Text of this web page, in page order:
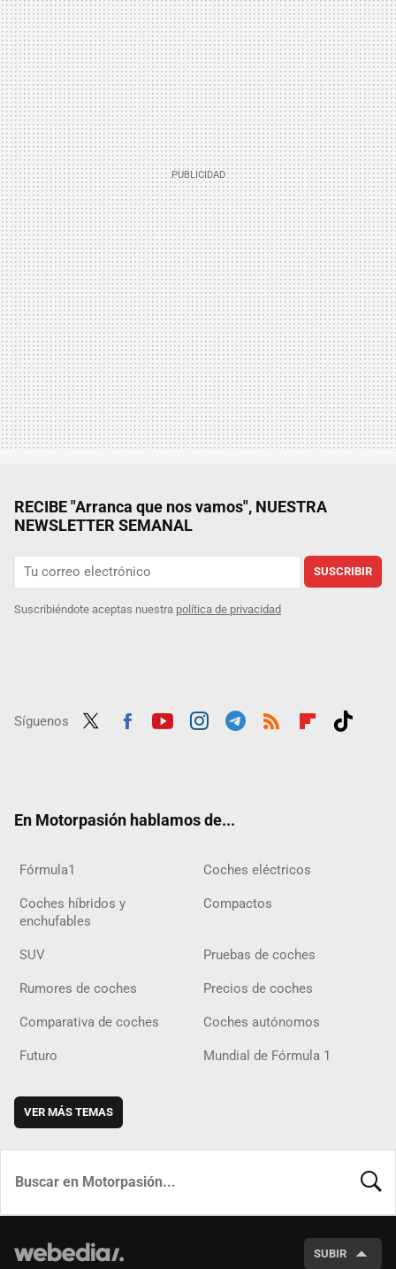
RECIBE "Arranca que nos vamos", NUESTRA
NEWSLETTER SEMANAL
SUSCRIBIR
Suscribiéndote aceptas nuestra política de privacidad
Síguenos
En Motorpasión hablamos de...
Fórmula1 Coches eléctricos
Coches híbridos y
enchufables
Compactos
SUV Pruebas de coches
Rumores de coches Precios de coches
Comparativa de coches Coches autónomos
Futuro Mundial de Fórmula 1
VER MÁS TEMAS
SUBIR